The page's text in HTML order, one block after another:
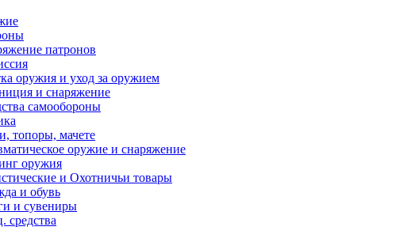
патронов
оружия и уход за оружием
и снаряжение
самообороны
топоры, мачете
оружие и снаряжение
оружия
и Охотничьи товары
и обувь
и сувениры
средства